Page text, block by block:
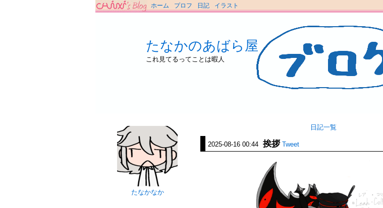
ホーム プロフ 日記 イラスト
たなかのあばら屋
これ見てるってことは暇人
たなかなか
日記一覧
2025-08-16 00:44 挨拶 Tweet